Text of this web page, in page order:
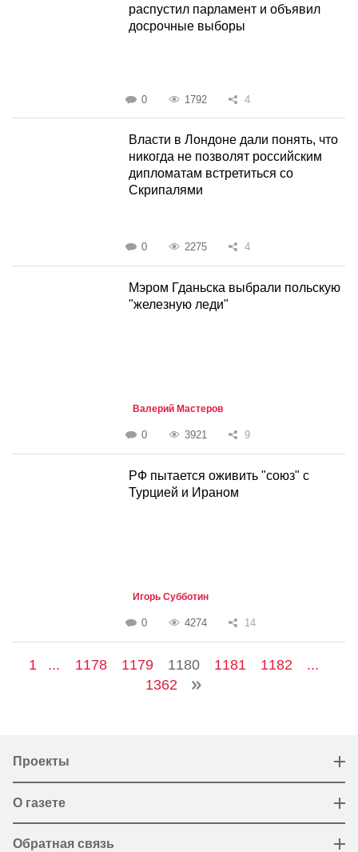
распустил парламент и объявил
досрочные выборы
0 1792 4
Власти в Лондоне дали понять, что
никогда не позволят российским
дипломатам встретиться со
Скрипалями
0 2275 4
Мэром Гданьска выбрали польскую
"железную леди"
Валерий Мастеров
0 3921 9
РФ пытается оживить "союз" с
Турцией и Ираном
Игорь Субботин
0 4274 14
1 ... 1178 1179 1180 1181 1182
...
1362
Проекты
О газете
Обратная связь